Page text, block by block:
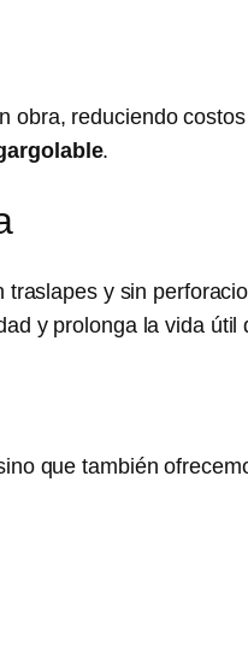
obra, reduciendo
.
traslapes y sin
y prolonga la vida útil
que también